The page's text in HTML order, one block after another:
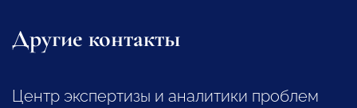
Другие контакты
Центр экспертизы и аналитики проблем